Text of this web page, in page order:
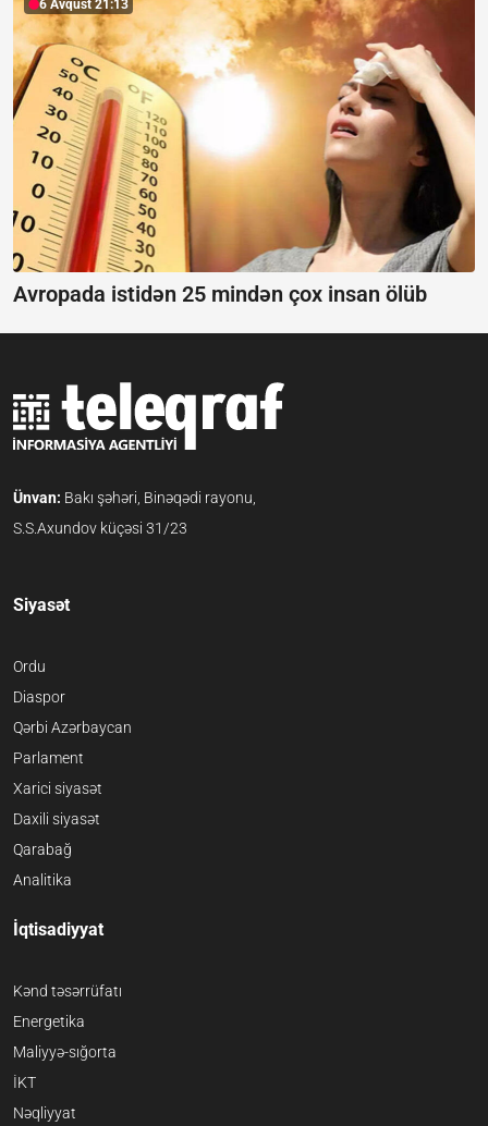
6 Avqust 21:13
Avropada istidən 25 mindən çox insan ölüb
Ünvan: Bakı şəhəri, Binəqədi rayonu,
S.S.Axundov küçəsi 31/23
Siyasət
Ordu
Diaspor
Qərbi Azərbaycan
Parlament
Xarici siyasət
Daxili siyasət
Qarabağ
Analitika
İqtisadiyyat
Kənd təsərrüfatı
Energetika
Maliyyə-sığorta
İKT
Nəqliyyat